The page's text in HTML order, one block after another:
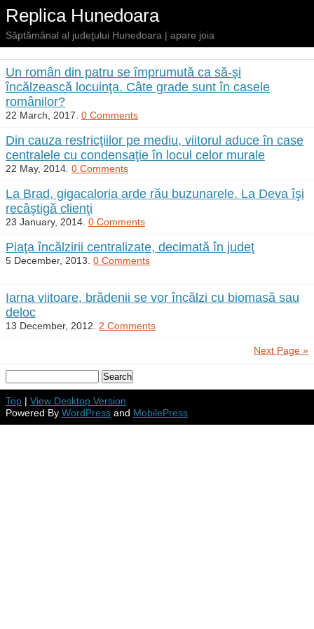
Replica Hunedoara
Săptămânal al judeţului Hunedoara | apare joia
Un român din patru se împrumută ca să-şi
încălzească locuinţa. Câte grade sunt în casele
românilor?
22 March, 2017. 0 Comments
Din cauza restricţiilor pe mediu, viitorul aduce în case
centralele cu condensaţie în locul celor murale
22 May, 2014. 0 Comments
La Brad, gigacaloria arde rău buzunarele. La Deva îşi
recâştigă clienţi
23 January, 2014. 0 Comments
Piaţa încălzirii centralizate, decimată în judeţ
5 December, 2013. 0 Comments
Iarna viitoare, brădenii se vor încălzi cu biomasă sau
deloc
13 December, 2012. 2 Comments
Next Page »
Top | View Desktop Version
Powered By WordPress and MobilePress